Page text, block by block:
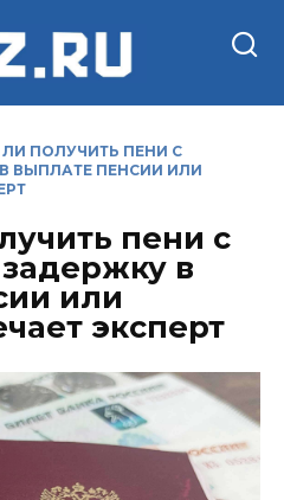
ПОЛУЧИТЬ ПЕНИ С
ВЫПЛАТЕ ПЕНСИИ ИЛИ
пени с
в
или
эксперт